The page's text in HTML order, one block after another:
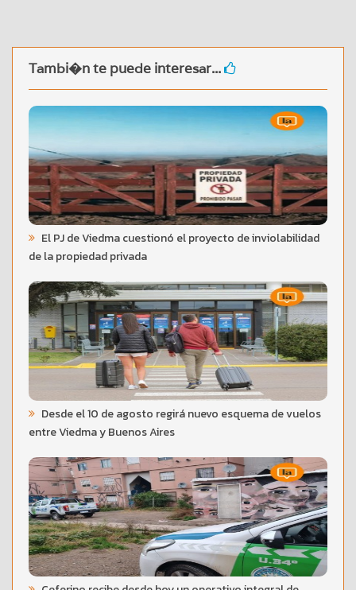
Tambi�n te puede interesar...
El PJ de Viedma cuestionó el proyecto de inviolabilidad
de la propiedad privada
Desde el 10 de agosto regirá nuevo esquema de vuelos
entre Viedma y Buenos Aires